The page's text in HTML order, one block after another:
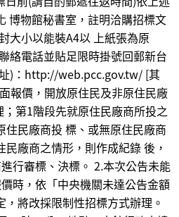
博物館秘書室，註明洽購招標文
大小以能裝A4以 上紙張為原
絡電話並貼足限時掛號回郵新台
)：http://web.pcc.gov.tw/ [其
報價，開放原住民及非原住民廠
第1階段先就原住民廠商所投之
民廠商投 標、或無原住民廠商
廠商之情形，則作成紀錄 後，
行審標、決標。 2.本次公告未能
時，依「中央機關未達公告金額
將改採限制性招標方式辦理。